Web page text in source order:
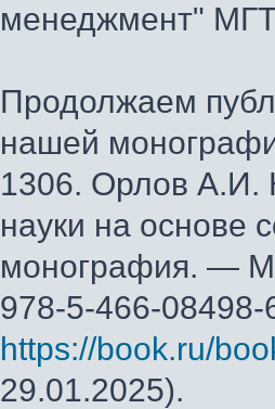
менеджмент"
Продолжаем
нашей
1306. Орлов А.И.
науки на основе
монография. —
978-5-466-
https://book.ru/
29.01.2025).